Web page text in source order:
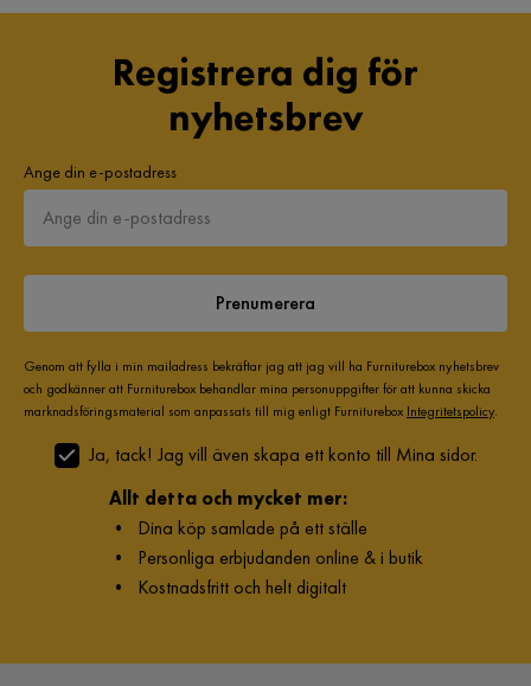
Registrera dig för
nyhetsbrev
Ange din e-postadress
Prenumerera
Genom att fylla i min mailadress bekräftar jag att jag vill ha Furniturebox nyhetsbrev
och godkänner att Furniturebox behandlar mina personuppgifter för att kunna skicka
marknadsföringsmaterial som anpassats till mig enligt Furniturebox Integritetspolicy.
Ja, tack! Jag vill även skapa ett konto till Mina sidor.
Allt detta och mycket mer:
• Dina köp samlade på ett ställe
• Personliga erbjudanden online & i butik
• Kostnadsfritt och helt digitalt